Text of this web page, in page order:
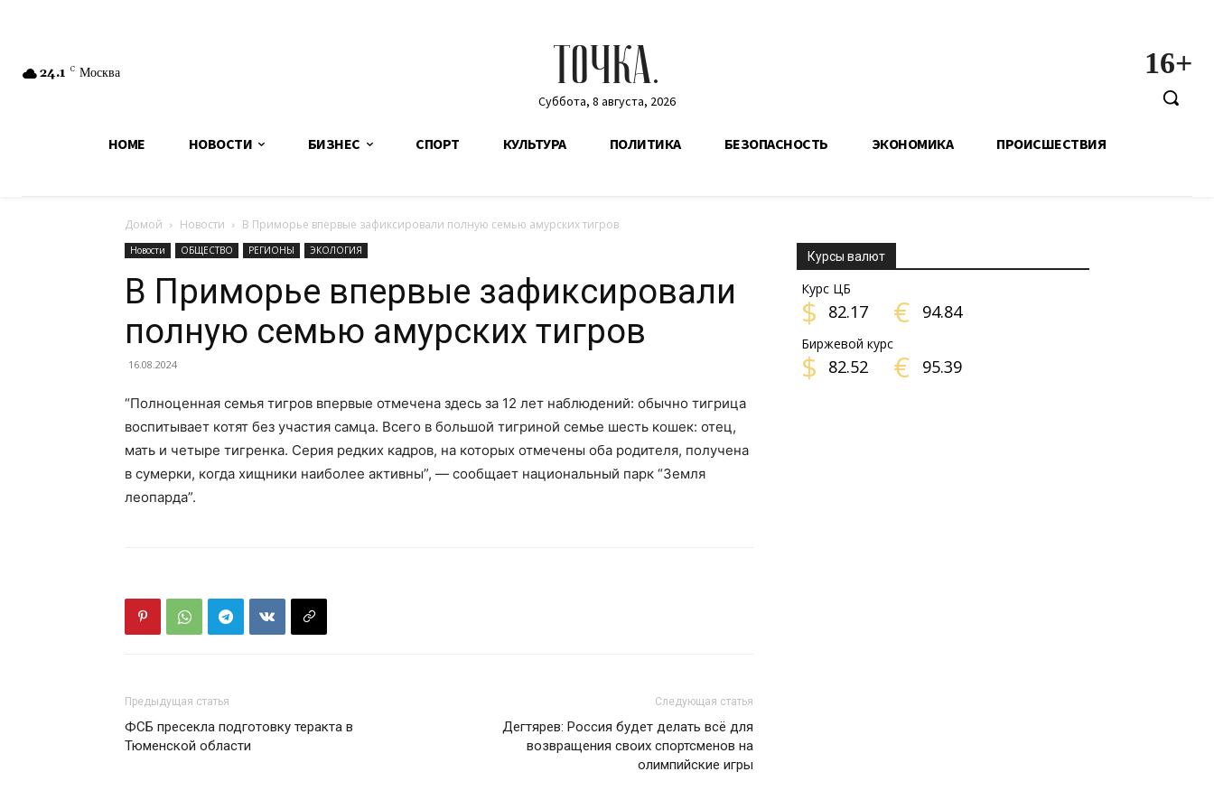
24.1 C Москва ТОЧКА.
Суббота, 8 августа, 2026
16+
HOME НОВОСТИ БИЗНЕС СПОРТ КУЛЬТУРА ПОЛИТИКА БЕЗОПАСНОСТЬ ЭКОНОМИКА ПРОИСШЕСТВИЯ
Домой Новости В Приморье впервые зафиксировали полную семью амурских тигров
Новости ОБЩЕСТВО РЕГИОНЫ ЭКОЛОГИЯ
В Приморье впервые зафиксировали
полную семью амурских тигров
16.08.2024
“Полноценная семья тигров впервые отмечена здесь за 12 лет наблюдений: обычно тигрица
воспитывает котят без участия самца. Всего в большой тигриной семье шесть кошек: отец,
мать и четыре тигренка. Серия редких кадров, на которых отмечены оба родителя, получена
в сумерки, когда хищники наиболее активны”, — сообщает национальный парк “Земля
леопарда”.
Предыдущая статья
ФСБ пресекла подготовку теракта в
Тюменской области
Следующая статья
Дегтярев: Россия будет делать всё для
возвращения своих спортсменов на
олимпийские игры
Курсы валют
Курс ЦБ
$ 82.17 € 94.84
Биржевой курс
$ 82.52 € 95.39